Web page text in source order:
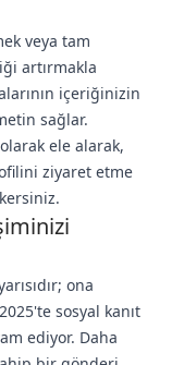
veya tam
artırmakla
içeriğinizin
sağlar.
ele alarak,
ziyaret etme
ona
sosyal kanıt
ediyor. Daha